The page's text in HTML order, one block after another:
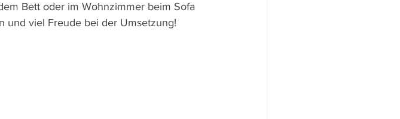
Bett oder im Wohnzimmer beim Sofa
und viel Freude bei der Umsetzung!